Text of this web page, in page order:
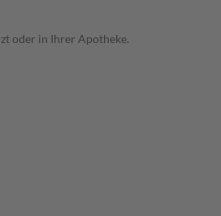
oder in Ihrer Apotheke.